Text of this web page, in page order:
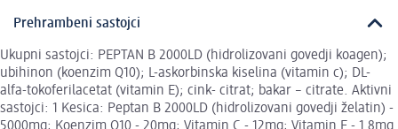
Prehrambeni sastojci
Ukupni sastojci: PEPTAN B 2000LD (hidrolizovani govedji koagen);
ubihinon (koenzim Q10); L-askorbinska kiselina (vitamin c); DL-
alfa-tokoferilacetat (vitamin E); cink- citrat; bakar – citrate. Aktivni
sastojci: 1 Kesica: Peptan B 2000LD (hidrolizovani govedji želatin) -